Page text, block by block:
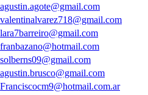
agustin.agote@gmail.com
valentinalvarez718@gmail.com
lara7barreiro@gmail.com
franbazano@hotmail.com
solberns09@gmail.com
agustin.brusco@gmail.com
Franciscocm9@hotmail.com.ar